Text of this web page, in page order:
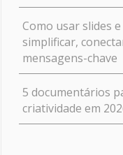
Como usar slides
simplificar,
mensagens-chave
5 documentários
criatividade em